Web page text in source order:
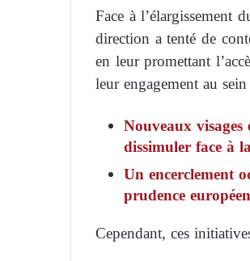
Face à l’élargissement
direction a tenté de
en leur promettant
leur engagement au
Nouveaux
dissimuler face à
Un encerclement
prudence
Cependant, ces